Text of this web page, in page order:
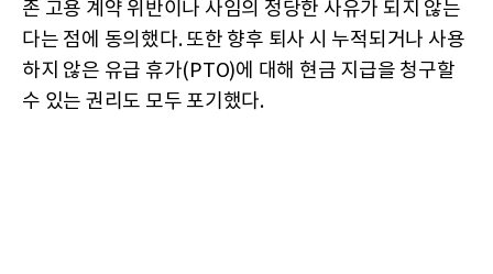
존 고용 계약 위반이나 사임의 정당한 사유가 되지 않는
다는 점에 동의했다. 또한 향후 퇴사 시 누적되거나 사용
하지 않은 유급 휴가(PTO)에 대해 현금 지급을 청구할
수 있는 권리도 모두 포기했다.